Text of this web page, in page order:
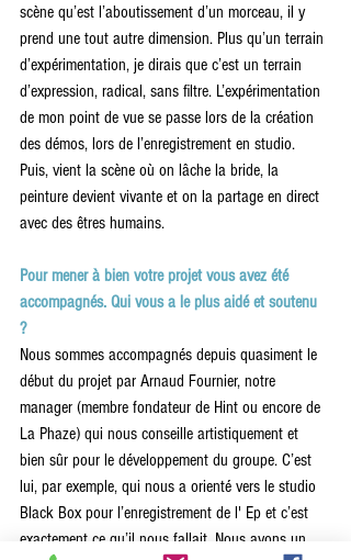
scène qu’est l’aboutissement d’un morceau, il y
prend une tout autre dimension. Plus qu’un terrain
d’expérimentation, je dirais que c’est un terrain
d’expression, radical, sans filtre. L’expérimentation
de mon point de vue se passe lors de la création
des démos, lors de l’enregistrement en studio.
Puis, vient la scène où on lâche la bride, la
peinture devient vivante et on la partage en direct
avec des êtres humains.
Pour mener à bien votre projet vous avez été
accompagnés. Qui vous a le plus aidé et soutenu
?
Nous sommes accompagnés depuis quasiment le
début du projet par Arnaud Fournier, notre
manager (membre fondateur de Hint ou encore de
La Phaze) qui nous conseille artistiquement et
bien sûr pour le développement du groupe. C’est
lui, par exemple, qui nous a orienté vers le studio
Black Box pour l’enregistrement de l' Ep et c’est
exactement ce qu’il nous fallait. Nous avons un